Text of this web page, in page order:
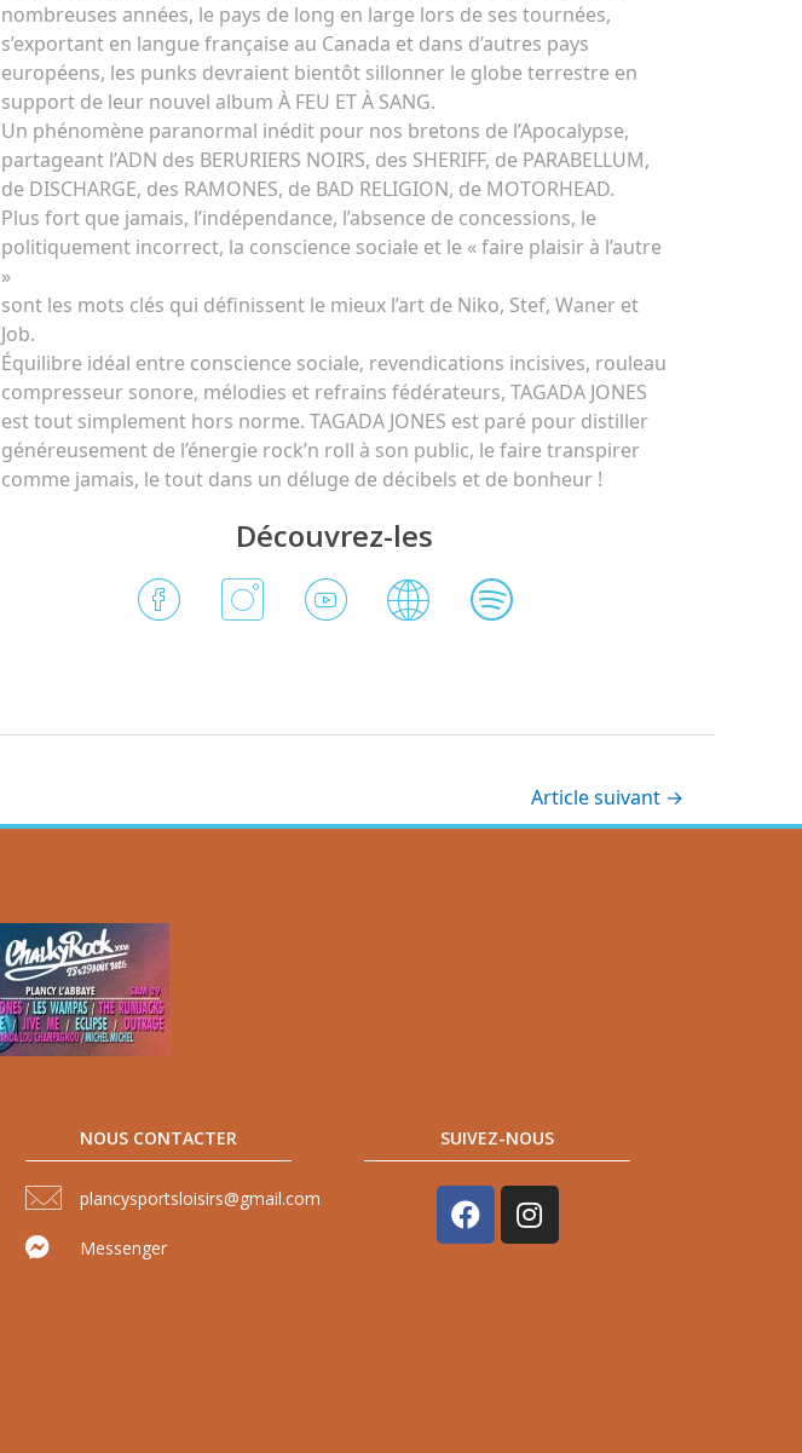
nombreuses années, le pays de long en large lors de ses tournées,
s’exportant en langue française au Canada et dans d’autres pays
européens, les punks devraient bientôt sillonner le globe terrestre en
support de leur nouvel album À FEU ET À SANG.
Un phénomène paranormal inédit pour nos bretons de l’Apocalypse,
partageant l’ADN des BERURIERS NOIRS, des SHERIFF, de PARABELLUM,
de DISCHARGE, des RAMONES, de BAD RELIGION, de MOTORHEAD.
Plus fort que jamais, l’indépendance, l’absence de concessions, le
politiquement incorrect, la conscience sociale et le « faire plaisir à l’autre
»
sont les mots clés qui définissent le mieux l’art de Niko, Stef, Waner et
Job.
Équilibre idéal entre conscience sociale, revendications incisives, rouleau
compresseur sonore, mélodies et refrains fédérateurs, TAGADA JONES
est tout simplement hors norme. TAGADA JONES est paré pour distiller
généreusement de l’énergie rock’n roll à son public, le faire transpirer
comme jamais, le tout dans un déluge de décibels et de bonheur !
Découvrez-les
Article suivant →
NOUS CONTACTER
plancysportsloisirs@gmail.com
Messenger
SUIVEZ-NOUS